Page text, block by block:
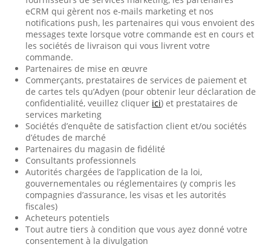
eCRM qui gèrent nos e-mails marketing et nos
notifications push, les partenaires qui vous envoient des
messages texte lorsque votre commande est en cours et
les sociétés de livraison qui vous livrent votre
commande.
Partenaires de mise en œuvre
Commerçants, prestataires de services de paiement et
de cartes tels qu’Adyen (pour obtenir leur déclaration de
confidentialité, veuillez cliquer ici) et prestataires de
services marketing
Sociétés d’enquête de satisfaction client et/ou sociétés
d’études de marché
Partenaires du magasin de fidélité
Consultants professionnels
Autorités chargées de l’application de la loi,
gouvernementales ou réglementaires (y compris les
compagnies d’assurance, les visas et les autorités
fiscales)
Acheteurs potentiels
Tout autre tiers à condition que vous ayez donné votre
consentement à la divulgation